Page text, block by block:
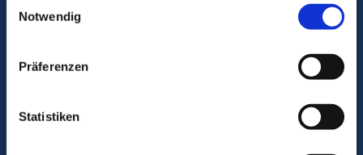
Notwendig
Präferenzen
Statistiken
Investoren, Kunden und
Zahlen